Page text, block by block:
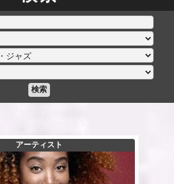
検索
アーティスト